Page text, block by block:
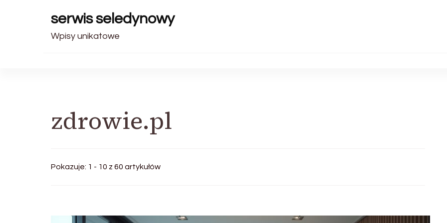
serwis seledynowy
Wpisy unikatowe
zdrowie.pl
Pokazuje: 1 - 10 z 60 artykułów